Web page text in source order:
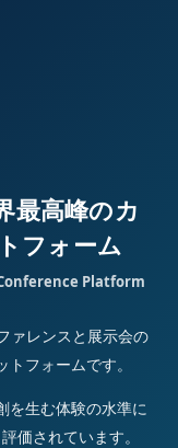
高峰のカ
フォーム
Platform
ァレンスと展示会の
フォームです。
を生む体験の水準に
価されています。